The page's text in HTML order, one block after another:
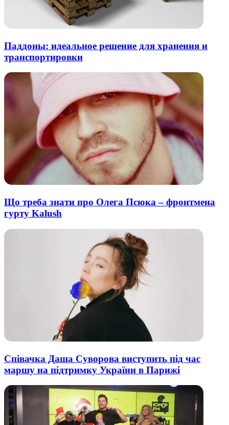
Паддоны: идеальное решение для хранения и
транспортировки
Що треба знати про Олега Псюка – фронтмена
гурту Kalush
Співачка Даша Суворова виступить під час
маршу на підтримку України в Парижі